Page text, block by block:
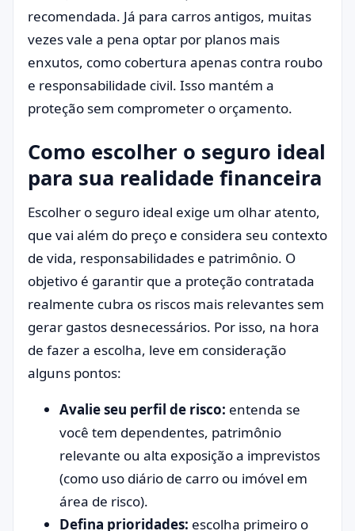
recomendada. Já para carros antigos, muitas
vezes vale a pena optar por planos mais
enxutos, como cobertura apenas contra roubo
e responsabilidade civil. Isso mantém a
proteção sem comprometer o orçamento.
Como escolher o seguro ideal
para sua realidade financeira
Escolher o seguro ideal exige um olhar atento,
que vai além do preço e considera seu contexto
de vida, responsabilidades e patrimônio. O
objetivo é garantir que a proteção contratada
realmente cubra os riscos mais relevantes sem
gerar gastos desnecessários. Por isso, na hora
de fazer a escolha, leve em consideração
alguns pontos:
Avalie seu perfil de risco: entenda se
você tem dependentes, patrimônio
relevante ou alta exposição a imprevistos
(como uso diário de carro ou imóvel em
área de risco).
Defina prioridades: escolha primeiro o